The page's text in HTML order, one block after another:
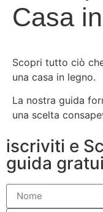
Casa
Scopri tutto ciò
una casa in legno.
La nostra guida
una scelta
iscriviti e
guida